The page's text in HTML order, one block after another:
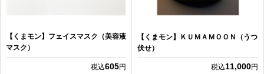
【くまモン】フェイスマスク（美容液
マスク）
税込605円
【くまモン】ＫＵＭＡＭＯＯＮ（うつ
伏せ）
税込11,000円